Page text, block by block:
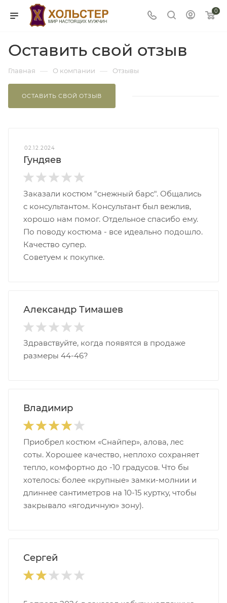
0
Оставить свой отзыв
Главная — О компании — Отзывы
ОСТАВИТЬ СВОЙ ОТЗЫВ
02.12.2024
Гундяев
Заказали костюм "снежный барс". Общались
с консультантом. Консультант был вежлив,
хорошо нам помог. Отдельное спасибо ему.
По поводу костюма - все идеально подошло.
Качество супер.
Советуем к покупке.
Александр Тимашев
Здравствуйте, когда появятся в продаже
размеры 44-46?
Владимир
Приобрел костюм «Снайпер», алова, лес
соты. Хорошее качество, неплохо сохраняет
тепло, комфортно до -10 градусов. Что бы
хотелось: более «крупные» замки-молнии и
длиннее сантиметров на 10-15 куртку, чтобы
закрывало «ягодичную» зону).
Сергей